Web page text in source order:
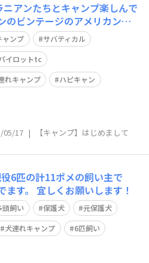
アンたちとキャンプ楽しんで
のビンテージのアメリカンヘ
スカイパイロットtcです。
ターやってます。
ャンプ
サバティカル
イロットtc
れキャンプ
ハピキャン
05/17 | 【キャンプ】はじめまして
6匹の計11ポメの飼い主で
ます。 宜しくお願いします！
頭飼い 保護犬
元保護犬
犬連れキャンプ
6匹飼い